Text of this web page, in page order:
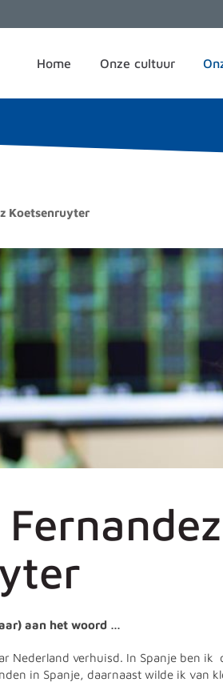
Home Onze cultuur
Koetsenruyter
aan het woord …
Nederland verhuisd. In Spanje ben
in Spanje, daarnaast wilde ik van